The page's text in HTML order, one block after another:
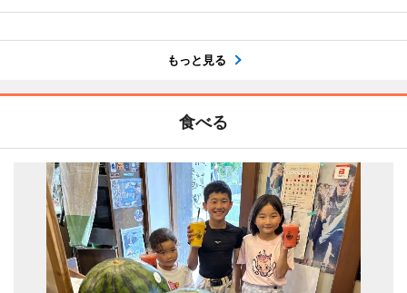
もっと見る
食べる